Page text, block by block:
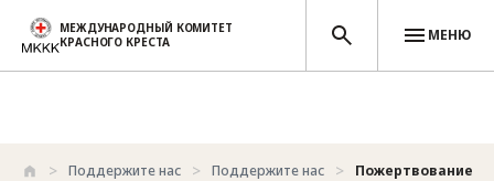
Перейти к основному содержанию
МЕЖДУНАРОДНЫЙ КОМИТЕТ
КРАСНОГО КРЕСТА
МЕНЮ
Поддержите нас Поддержите нас Пожертвование в